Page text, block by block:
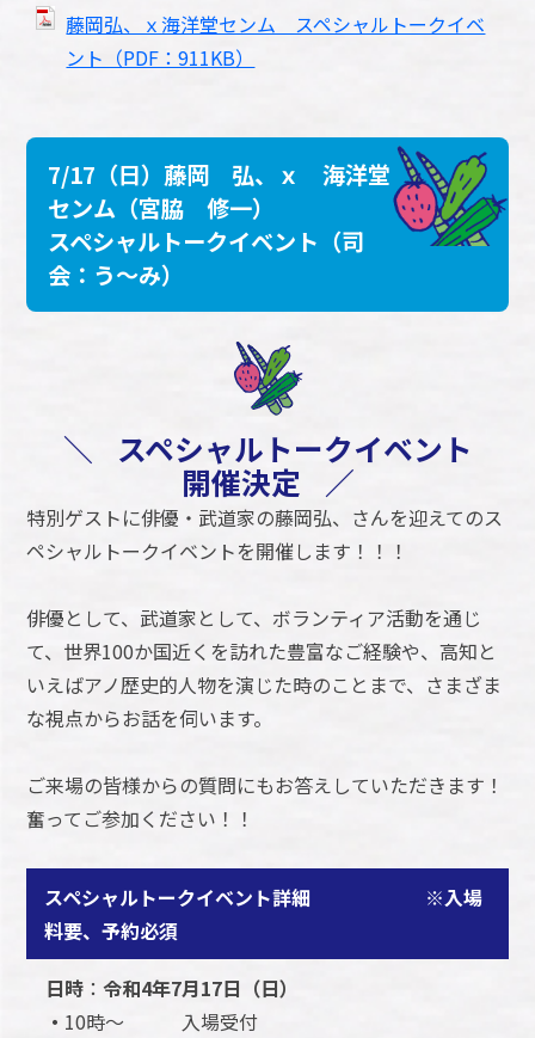
藤岡弘、ｘ海洋堂センム スペシャルトークイベ
ント（PDF：911KB）
7/17（日）藤岡 弘、ｘ 海洋堂
センム（宮脇 修一）
スペシャルトークイベント（司
会：う～み）
＼ スペシャルトークイベント
開催決定 ／
特別ゲストに俳優・武道家の藤岡弘、さんを迎えてのス
ペシャルトークイベントを開催します！！！
俳優として、武道家として、ボランティア活動を通じ
て、世界100か国近くを訪れた豊富なご経験や、高知と
いえばアノ歴史的人物を演じた時のことまで、さまざま
な視点からお話を伺います。
ご来場の皆様からの質問にもお答えしていただきます！
奮ってご参加ください！！
スペシャルトークイベント詳細 ※入場
料要、予約必須
日時 ：令和4年7月17日（日）
・ 10時～ 入場受付